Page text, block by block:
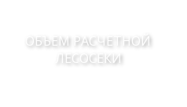
ОБЪЕМ РАСЧЕТНОЙ
ЛЕСОСЕКИ